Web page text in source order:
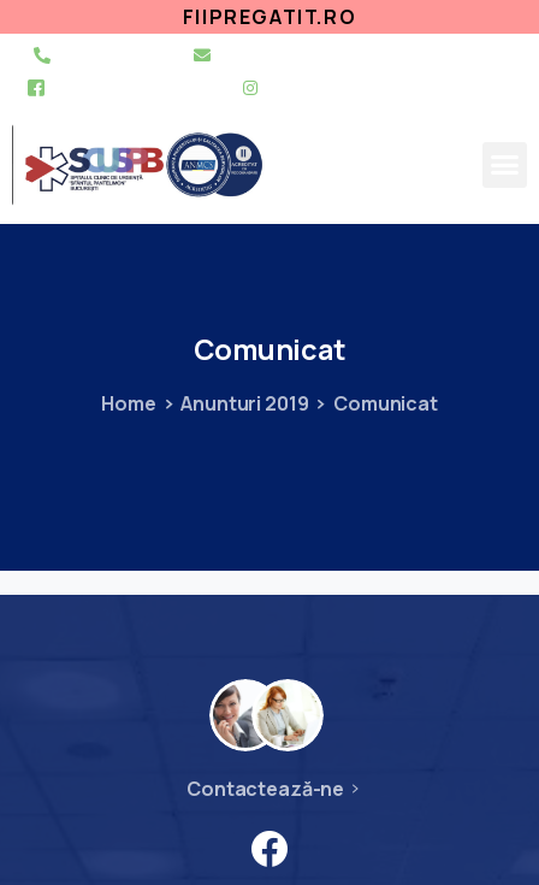
FIIPREGATIT.RO
Comunicat
Home Anunturi 2019 Comunicat
Contactează-ne